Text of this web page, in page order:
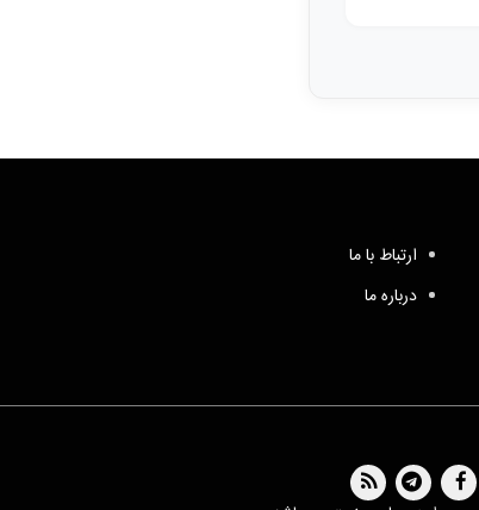
ارتباط با ما
درباره ما